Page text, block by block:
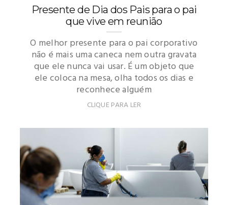
Presente de Dia dos Pais para o pai
que vive em reunião
O melhor presente para o pai corporativo
não é mais uma caneca nem outra gravata
que ele nunca vai usar. É um objeto que
ele coloca na mesa, olha todos os dias e
reconhece alguém
CLIQUE PARA LER